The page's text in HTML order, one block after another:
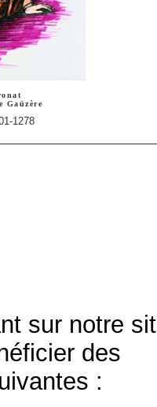
Gaüzère
1278
sur notre
des
: